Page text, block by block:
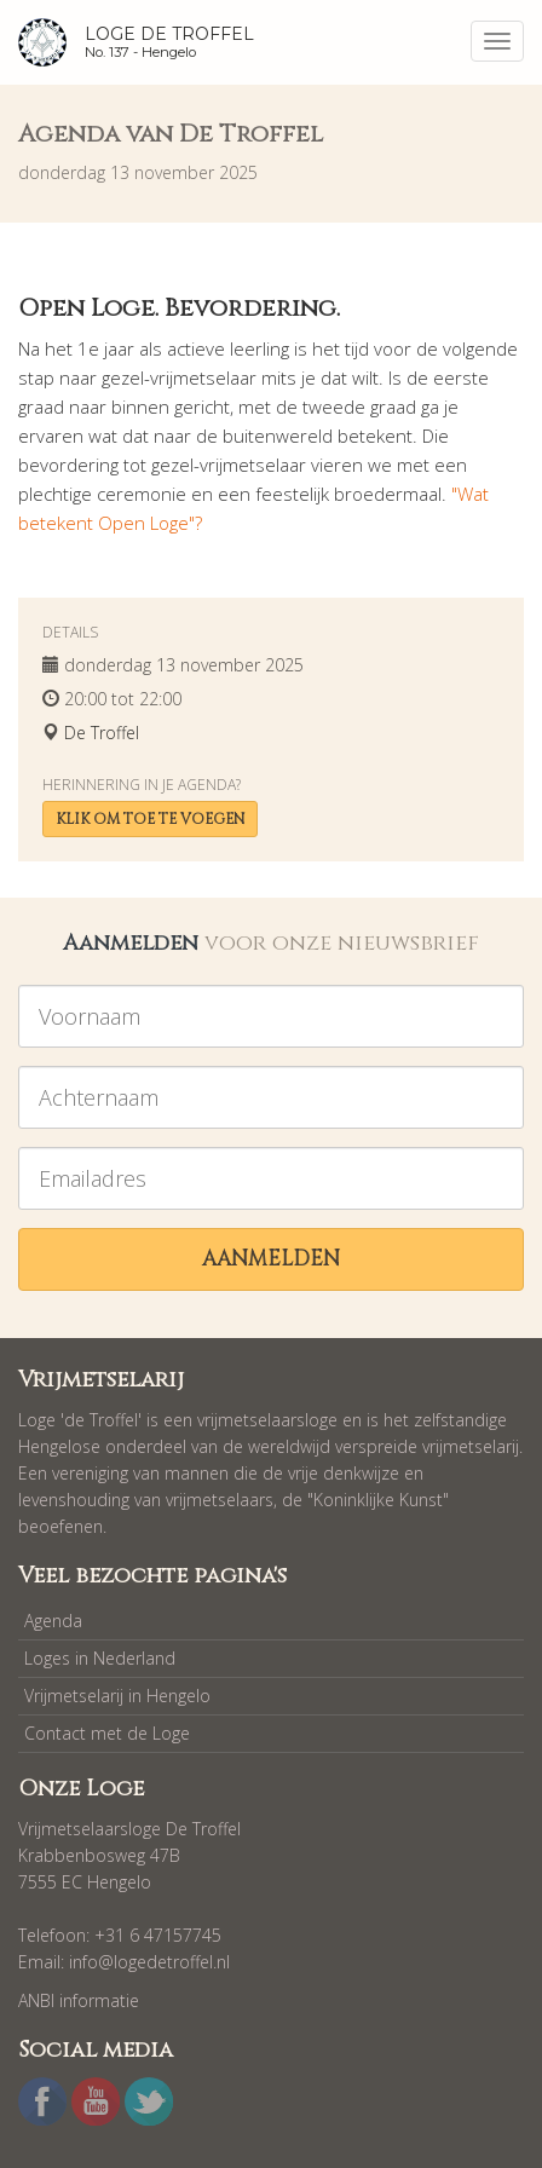
LOGE DE TROFFEL
No. 137 - Hengelo
Agenda van De Troffel
donderdag 13 november 2025
Open Loge. Bevordering.
Na het 1e jaar als actieve leerling is het tijd voor de volgende
stap naar gezel-vrijmetselaar mits je dat wilt. Is de eerste
graad naar binnen gericht, met de tweede graad ga je
ervaren wat dat naar de buitenwereld betekent. Die
bevordering tot gezel-vrijmetselaar vieren we met een
plechtige ceremonie en een feestelijk broedermaal. "Wat
betekent Open Loge"?
DETAILS
donderdag 13 november 2025
20:00 tot 22:00
De Troffel
HERINNERING IN JE AGENDA?
KLIK OM TOE TE VOEGEN
Aanmelden voor onze nieuwsbrief
AANMELDEN
Vrijmetselarij
Loge 'de Troffel' is een vrijmetselaarsloge en is het zelfstandige
Hengelose onderdeel van de wereldwijd verspreide vrijmetselarij.
Een vereniging van mannen die de vrije denkwijze en
levenshouding van vrijmetselaars, de "Koninklijke Kunst"
beoefenen.
Veel bezochte pagina's
Agenda
Loges in Nederland
Vrijmetselarij in Hengelo
Contact met de Loge
Onze Loge
Vrijmetselaarsloge De Troffel
Krabbenbosweg 47B
7555 EC Hengelo
Telefoon: +31 6 47157745
Email: info@logedetroffel.nl
ANBI informatie
Social media